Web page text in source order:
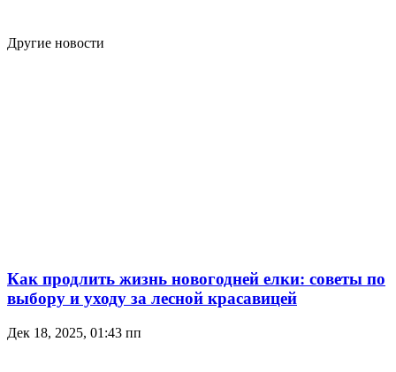
Другие новости
Как продлить жизнь новогодней елки: советы по
выбору и уходу за лесной красавицей
Дек 18, 2025, 01:43 пп